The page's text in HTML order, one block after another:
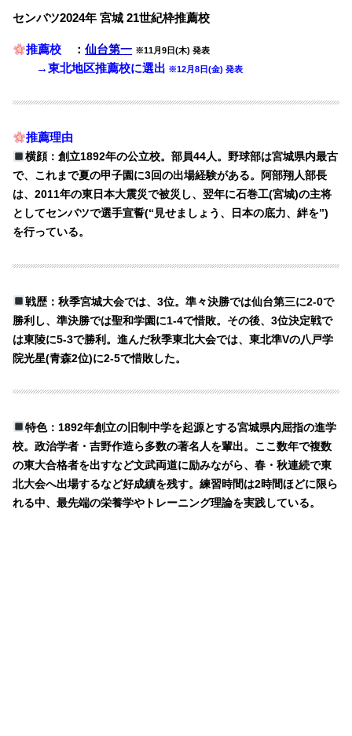
センバツ2024年 宮城 21世紀枠推薦校
推薦校 ：仙台第一 ※11月9日(木) 発表
→東北地区推薦校に選出 ※12月8日(金) 発表
推薦理由
横顔：創立1892年の公立校。部員44人。野球部は宮城県内最古
で、これまで夏の甲子園に3回の出場経験がある。阿部翔人部長
は、2011年の東日本大震災で被災し、翌年に石巻工(宮城)の主将
としてセンバツで選手宣誓(“見せましょう、日本の底力、絆を”)
を行っている。
戦歴：秋季宮城大会では、3位。準々決勝では仙台第三に2-0で
勝利し、準決勝では聖和学園に1-4で惜敗。その後、3位決定戦で
は東陵に5-3で勝利。進んだ秋季東北大会では、東北準Vの八戸学
院光星(青森2位)に2-5で惜敗した。
特色：1892年創立の旧制中学を起源とする宮城県内屈指の進学
校。政治学者・吉野作造ら多数の著名人を輩出。ここ数年で複数
の東大合格者を出すなど文武両道に励みながら、春・秋連続で東
北大会へ出場するなど好成績を残す。練習時間は2時間ほどに限ら
れる中、最先端の栄養学やトレーニング理論を実践している。